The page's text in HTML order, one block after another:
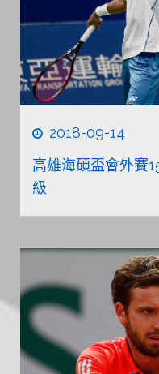
2018-09-14
高雄海碩盃會外賽
級